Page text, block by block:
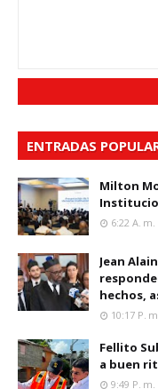
ENTRADAS
Milton
6:22 A. M.
Jean
hechos,
10:17 P.
Fellito
a buen
9:49 P. M.